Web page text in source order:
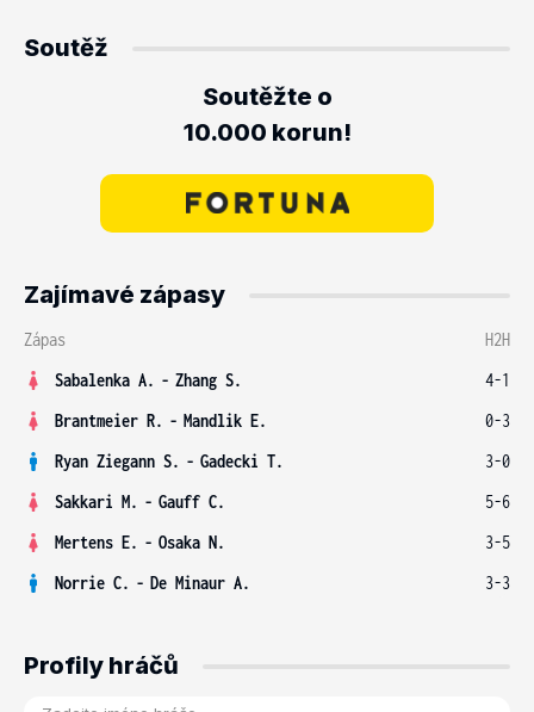
Soutěž
Soutěžte o
10.000 korun!
Zajímavé zápasy
Zápas
H2H
Sabalenka A. - Zhang S.
4-1
Brantmeier R. - Mandlik E.
0-3
Ryan Ziegann S. - Gadecki T.
3-0
Sakkari M. - Gauff C.
5-6
Mertens E. - Osaka N.
3-5
Norrie C. - De Minaur A. 3-3
Profily hráčů